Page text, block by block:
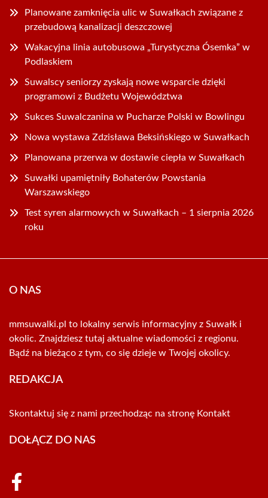
Planowane zamknięcia ulic w Suwałkach związane z
przebudową kanalizacji deszczowej
Wakacyjna linia autobusowa „Turystyczna Ósemka” w
Podlaskiem
Suwalscy seniorzy zyskają nowe wsparcie dzięki
programowi z Budżetu Województwa
Sukces Suwalczanina w Pucharze Polski w Bowlingu
Nowa wystawa Zdzisława Beksińskiego w Suwałkach
Planowana przerwa w dostawie ciepła w Suwałkach
Suwałki upamiętniły Bohaterów Powstania
Warszawskiego
Test syren alarmowych w Suwałkach – 1 sierpnia 2026
roku
O NAS
mmsuwalki.pl to lokalny serwis informacyjny z Suwałk i
okolic. Znajdziesz tutaj aktualne wiadomości z regionu.
Bądź na bieżąco z tym, co się dzieje w Twojej okolicy.
REDAKCJA
Skontaktuj się z nami przechodząc na stronę Kontakt
DOŁĄCZ DO NAS